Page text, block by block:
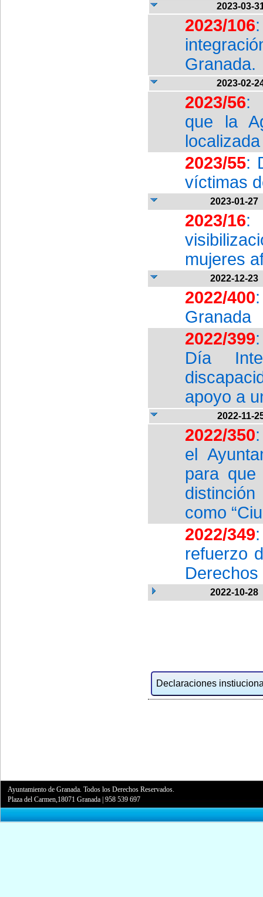
2023-03-
2023/106
Granada.
2023-02-
2023/56:
que la
2023/55:
víctimas
2023-01-27
2023/16:
mujeres
2022-12-23
2022/400
Granada
2022/399
Día
apoyo a
2022-11-
2022/350
el
para
como
2022/349
refuerzo
2022-10-28
Declaraciones
Ayuntamiento de Granada. Todos los Derechos Reservados.
Plaza del Carmen,18071 Granada |958 539 697